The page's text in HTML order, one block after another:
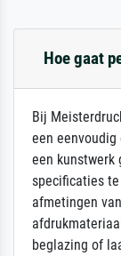
Hoe gaat
Bij
een
een kunstwerk
specificaties
afmetingen
beglazing of